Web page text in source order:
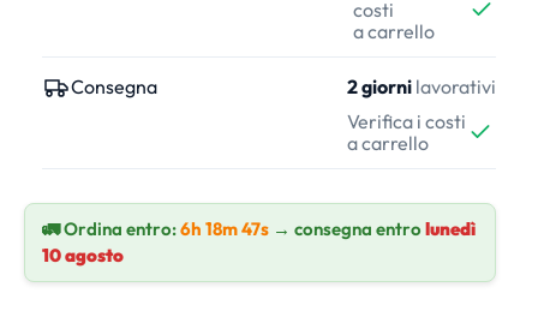
costi
a carrello
Consegna 2 giorni lavorativi
Verifica i costi
a carrello
🚛 Ordina entro:6h 18m 47s → consegna entrolunedì
10 agosto